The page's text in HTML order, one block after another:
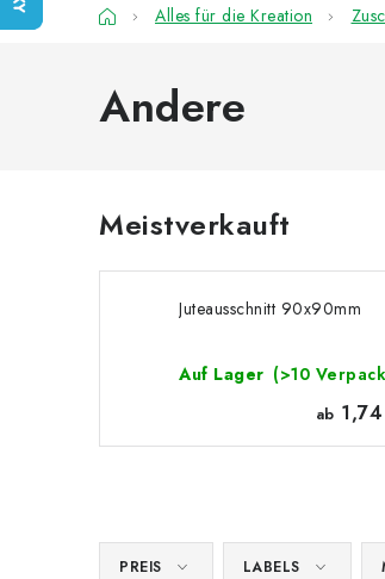
StartseiteAlles für die Kreation
Andere
Meistverkauft
Juteausschnitt 90x90mm
Auf Lager (>10
ab
PREIS LABELS